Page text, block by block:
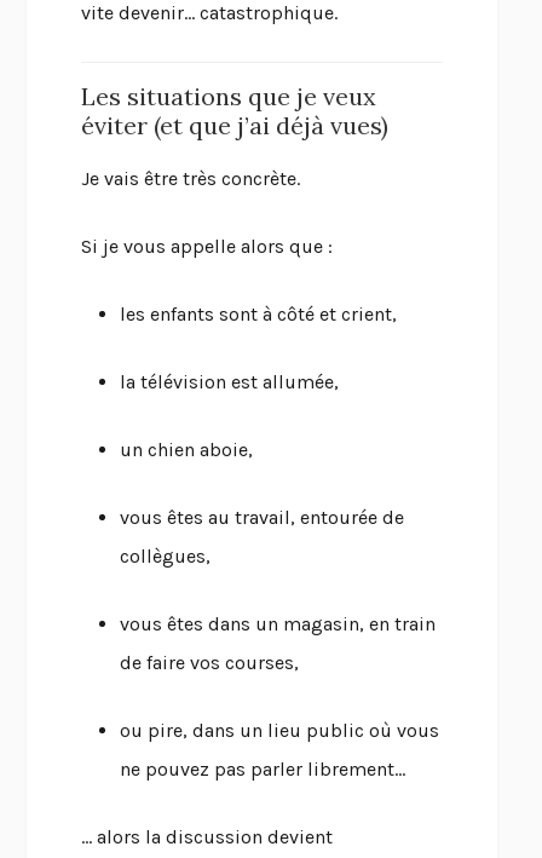
vite devenir… catastrophique.
Les situations que je veux
éviter (et que j’ai déjà vues)
Je vais être très concrète.
Si je vous appelle alors que :
les enfants sont à côté et crient,
la télévision est allumée,
un chien aboie,
vous êtes au travail, entourée de
collègues,
vous êtes dans un magasin, en train
de faire vos courses,
ou pire, dans un lieu public où vous
ne pouvez pas parler librement…
… alors la discussion devient